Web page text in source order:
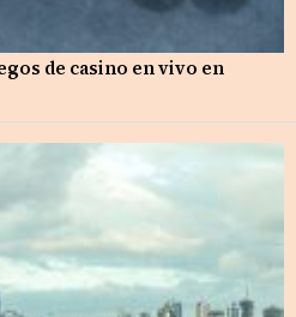
de casino en vivo en